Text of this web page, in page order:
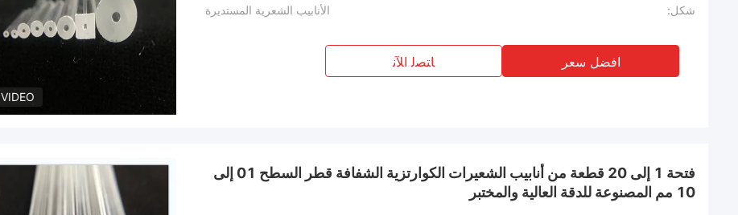
VIDEO
شكل:
الأنابيب الشعرية المستديرة
افضل سعر ﺎﺘﺼﻟ ﺍﻶﻧ
فتحة 1 إلى 20 قطعة من أنابيب الشعيرات الكوارتزية الشفافة قطر السطح 01 إلى
10 مم المصنوعة للدقة العالية والمختبر